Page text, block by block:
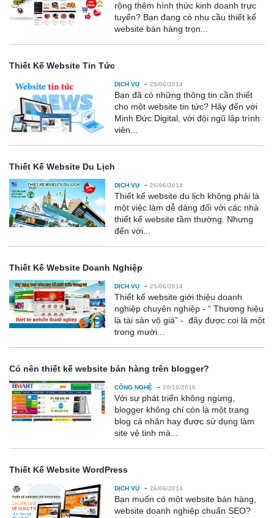
rộng thêm hình thức kinh doanh trực
tuyến? Bạn đang có nhu cầu thiết kế
website bán hàng trọn...
Thiết Kế Website Tin Tức
DỊCH VỤ - 25/06/2014
Bạn đã có những thông tin cần thiết
cho một website tin tức? Hãy đến với
Minh Đức Digital, với đội ngũ lập trình
viên...
Thiết Kế Website Du Lịch
DỊCH VỤ - 26/06/2014
Thiết kế website du lịch không phải là
một việc làm dễ dàng đối với các nhà
thiết kế website tầm thường. Nhưng
đến với...
Thiết Kế Website Doanh Nghiệp
DỊCH VỤ - 25/06/2014
Thiết kế website giới thiệu doanh
nghiệp chuyên nghiệp - “ Thương hiệu
là tài sản vô giá” - đây được coi là một
trong mười...
Có nên thiết kế website bán hàng trên blogger?
CÔNG NGHỆ - 20/10/2016
Với sự phát triển không ngừng,
blogger không chỉ còn là một trang
blog cá nhân hay được sử dụng làm
site vệ tinh mà...
Thiết Kế Website WordPress
DỊCH VỤ - 26/06/2014
Bạn muốn có một website bán hàng,
website doanh nghiệp chuẩn SEO?